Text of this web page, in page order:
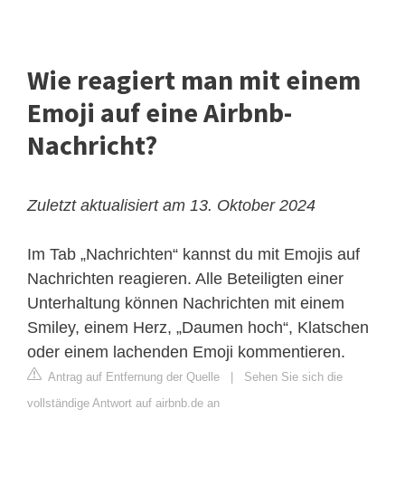
Wie reagiert man mit einem
Emoji auf eine Airbnb-
Nachricht?
Zuletzt aktualisiert am 13. Oktober 2024
Im Tab „Nachrichten“ kannst du mit Emojis auf
Nachrichten reagieren. Alle Beteiligten einer
Unterhaltung können Nachrichten mit einem
Smiley, einem Herz, „Daumen hoch“, Klatschen
oder einem lachenden Emoji kommentieren.
Antrag auf Entfernung der Quelle
Sehen Sie sich die
vollständige Antwort auf airbnb.de an